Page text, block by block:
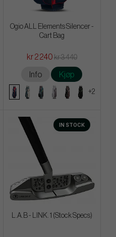
Ogio ALL Elements Silencer -
Cart Bag
kr 2 240 kr 3 440
Info Kjøp
+2
IN STOCK
L.A.B - LINK. 1 (Stock Specs)